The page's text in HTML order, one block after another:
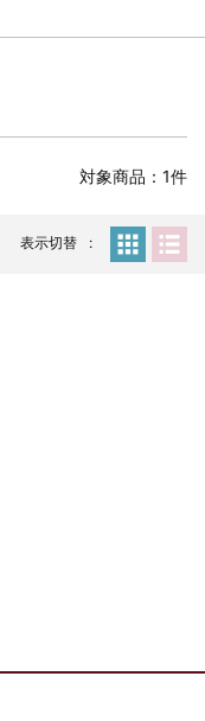
公演 FHD 完全収録！
AM RING 公演 FHD 完
ェフィールド公演 完
演 FHD 完全収録！
W.O.A. 公演 FHD 完
公演 SBD 完全収録！
対象商品：1件
表示切替